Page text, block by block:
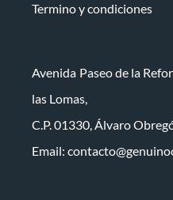
Termino y condiciones
Avenida Paseo de la
las Lomas,
C.P. 01330, Álvaro
Email: